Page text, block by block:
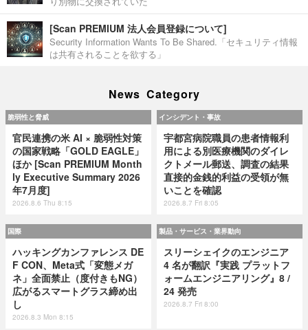
[Scan PREMIUM 法人会員登録について]
Security Information Wants To Be Shared.「セキュリティ情報
は共有されることを欲する」
News Category
脆弱性と脅威
官民連携の米 AI × 脆弱性対策
の国家戦略「GOLD EAGLE」
ほか [Scan PREMIUM Month
ly Executive Summary 2026
年7月度]
2026.8.6 Thu 8:15
インシデント・事故
宇都宮病院職員の患者情報利
用による別医療機関のダイレ
クトメール郵送、調査の結果
直接的金銭的利益の受領が無
いことを確認
2026.8.7 Fri 8:05
国際
ハッキングカンファレンス DE
F CON、Meta式「変態メガ
ネ」全面禁止（度付きもNG）
広がるスマートグラス締め出
し
2026.8.3 Mon 8:15
製品・サービス・業界動向
スリーシェイクのエンジニア
4 名が翻訳『実践 プラットフ
ォームエンジニアリング』8 /
24 発売
2026.8.7 Fri 8:00